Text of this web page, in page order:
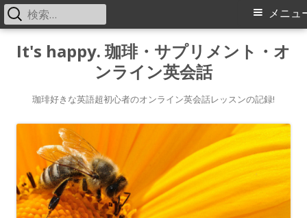
It's happy. 珈琲・サプリメント・オ
ンライン英会話
珈琲好きな英語超初心者のオンライン英会話レッスンの記録!
メ
メニュ
検
索: